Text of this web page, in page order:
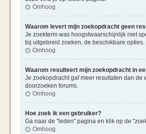
Omhoog
Waarom levert mijn zoekopdracht geen
Je zoekterm was hoogstwaarschijnlijk niet
bij uitgebreid zoeken, de beschikbare opties.
Omhoog
Waarom resulteert mijn zoekopdracht in
Je zoekopdracht gaf meer resultaten dan
doorzoeken forums.
Omhoog
Hoe zoek ik een gebruiker?
Ga naar de "leden" pagina en klik op de
Omhoog